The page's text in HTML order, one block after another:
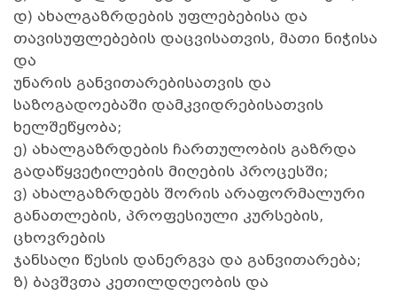
დ) ახალგაზრდების უფლებებისა და
თავისუფლებების დაცვისათვის, მათი ნიჭისა
და
უნარის განვითარებისათვის და
საზოგადოებაში დამკვიდრებისათვის
ხელშეწყობა;
ე) ახალგაზრდების ჩართულობის გაზრდა
გადაწყვეტილების მიღების პროცესში;
ვ) ახალგაზრდებს შორის არაფორმალური
განათლების, პროფესიული კურსების,
ცხოვრების
ჯანსაღი წესის დანერგვა და განვითარება;
ზ) ბავშვთა კეთილდღეობის და